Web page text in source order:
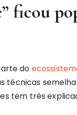
ficou
do
técnicas
tem três